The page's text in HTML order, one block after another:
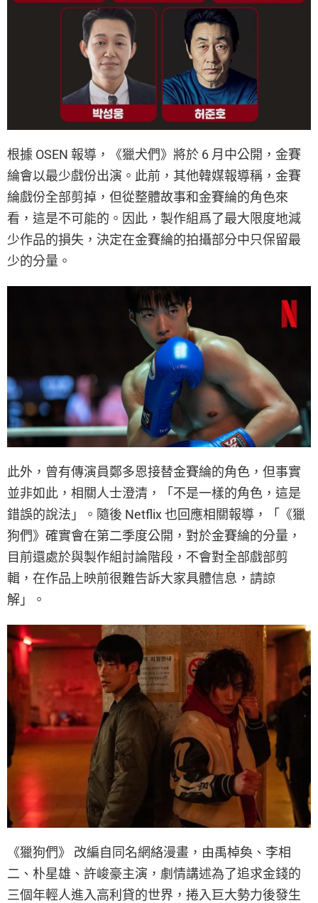
根據 OSEN 報導，《獵犬們》將於 6 月中公開，金賽
綸會以最少戲份出演。此前，其他韓媒報導稱，金賽
綸戲份全部剪掉，但從整體故事和金賽綸的角色來
看，這是不可能的。因此，製作組爲了最大限度地減
少作品的損失，決定在金賽綸的拍攝部分中只保留最
少的分量。
此外，曾有傳演員鄭多恩接替金賽綸的角色，但事實
並非如此，相關人士澄清，「不是一樣的角色，這是
錯誤的說法」。隨後 Netflix 也回應相關報導，「《獵
狗們》確實會在第二季度公開，對於金賽綸的分量，
目前還處於與製作組討論階段，不會對全部戲部剪
輯，在作品上映前很難告訴大家具體信息，請諒
解」。
《獵狗們》 改編自同名網絡漫畫，由禹棹奐、李相
二、朴星雄、許峻豪主演，劇情講述為了追求金錢的
三個年輕人進入高利貸的世界，捲入巨大勢力後發生